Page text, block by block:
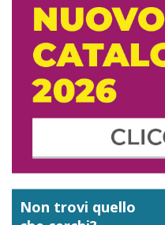
Non trovi quello